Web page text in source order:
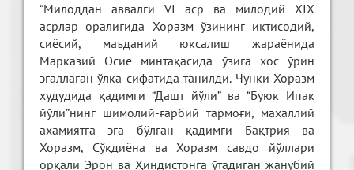
“Милоддан аввалги VI аср ва милодий XIX
асрлар оралиғида Хоразм ўзининг иқтисодий,
сиёсий, маъданий юксалиш жараёнида
Марказий Осиё минтақасида ўзига хос ўрин
эгаллаган ўлка сифатида танилди. Чунки Хоразм
худудида қадимги “Дашт йўли” ва “Буюк Ипак
йўли”нинг шимолий-ғарбий тармоғи, махаллий
ахамиятга эга бўлган қадимги Бақтрия ва
Хоразм, Сўқдиёна ва Хоразм савдо йўллари
орқали Эрон ва Ҳиндистонга ўтадиган жанубий